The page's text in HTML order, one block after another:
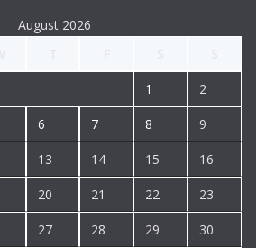
August 2026
1 2
6 7 8 9
13 14 15 16
20 21 22 23
27 28 29 30